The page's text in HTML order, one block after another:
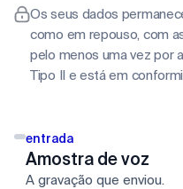
Os seus dados
como em repouso, com
pelo menos uma vez por
Tipo II e está em
entrada
Amostra de voz
A gravação que enviou.